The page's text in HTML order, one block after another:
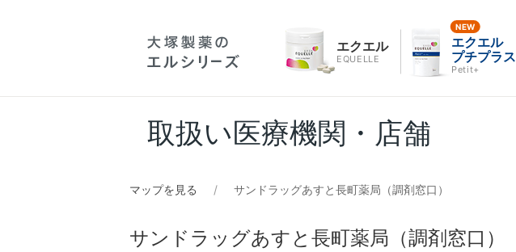
エクエル
EQUELLE
エクエル
プチプラス
Petit+
取扱い医療機関・店舗
マップを見る サンドラッグあすと長町薬局（調剤窓口）
サンドラッグあすと長町薬局（調剤窓口）